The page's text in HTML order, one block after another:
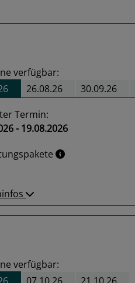
verfügbar:
26.08.26 30.09.26
Termin:
- 19.08.2026
verfügbar: